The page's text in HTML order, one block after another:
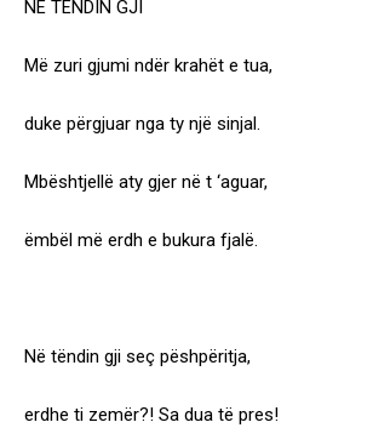
NË TËNDIN GJI
Më zuri gjumi ndër krahët e tua,
duke përgjuar nga ty një sinjal.
Mbështjellë aty gjer në t ‘aguar,
ëmbël më erdh e bukura fjalë.
Në tëndin gji seç pëshpëritja,
erdhe ti zemër?! Sa dua të pres!